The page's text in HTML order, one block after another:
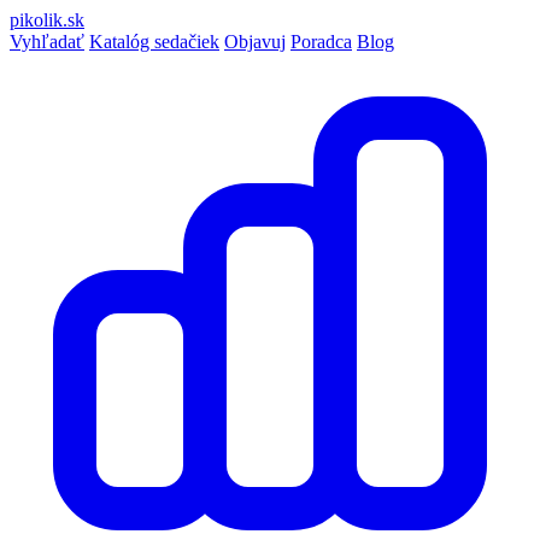
pikolik.sk
Vyhľadať Katalóg sedačiek Objavuj Poradca Blog